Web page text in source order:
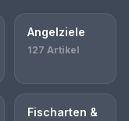
Angelziele
127 Artikel
Fischarten &